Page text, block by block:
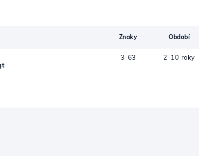
Znaky Období
3-63 2-10 roky